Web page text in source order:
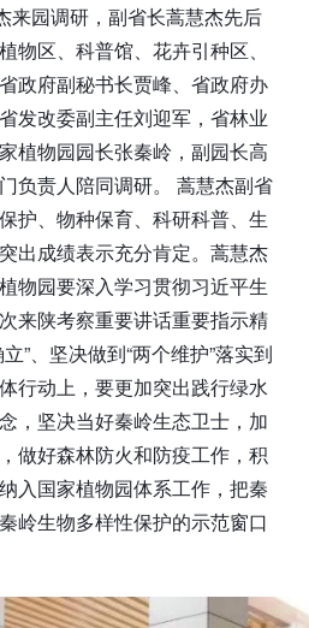
来园调研，副省长蒿慧杰先后
物区、科普馆、花卉引种区、
政府副秘书长贾峰、省政府办
发改委副主任刘迎军，省林业
植物园园长张秦岭，副园长高
负责人陪同调研。 蒿慧杰副省
护、物种保育、科研科普、生
出成绩表示充分肯定。蒿慧杰
物园要深入学习贯彻习近平生
来陕考察重要讲话重要指示精
”、坚决做到“两个维护”落实到
行动上，要更加突出践行绿水
，坚决当好秦岭生态卫士，加
做好森林防火和防疫工作，积
入国家植物园体系工作，把秦
岭生物多样性保护的示范窗口